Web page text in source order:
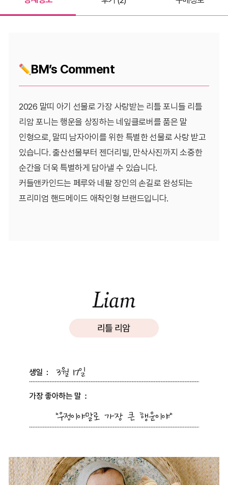
BM’s Comment
2026 말띠 아기 선물로 가장 사랑받는 리틀 포니들 리틀
리암 포니는 행운을 상징하는 네잎클로버를 품은 말
인형으로, 말띠 남자아이를 위한 특별한 선물로 사랑 받고
있습니다. 출산선물부터 젠더리빌, 만삭사진까지 소중한
순간을 더욱 특별하게 담아낼 수 있습니다.
커들앤카인드는 페루와 네팔 장인의 손길로 완성되는
프리미엄 핸드메이드 애착인형 브랜드입니다.